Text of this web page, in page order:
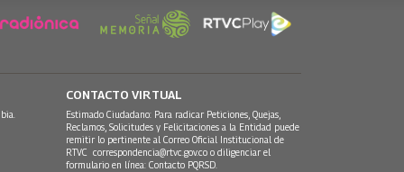
CONTACTO VIRTUAL
Estimado Ciudadano: Para radicar Peticiones, Quejas,
Reclamos, Solicitudes y Felicitaciones a la Entidad puede
remitir lo pertinente al Correo Oficial Institucional de
RTVC correspondencia@rtvc.gov.co o diligenciar el
formulario en línea: Contacto PQRSD.